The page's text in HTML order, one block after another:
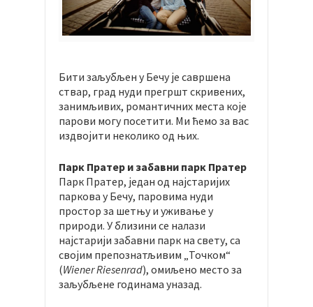
Бити заљубљен у Бечу је савршена
ствар, град нуди прегршт скривених,
занимљивих, романтичних места које
парови могу посетити. Ми ћемо за вас
издвојити неколико од њих.
Парк Пратер и забавни парк Пратер
Парк Пратер, један од најстаријих
паркова у Бечу, паровима нуди
простор за шетњу и уживање у
природи. У близини се налази
најстарији забавни парк на свету, са
својим препознатљивим „Точком“
(Wiener Riesenrad), омиљено место за
заљубљене годинама уназад.